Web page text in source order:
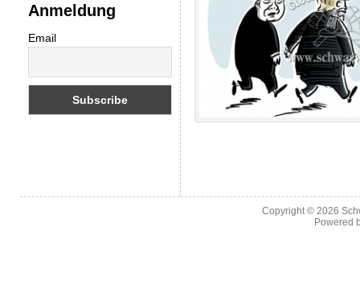
Anmeldung
Email
Copyright © 2026
Powered